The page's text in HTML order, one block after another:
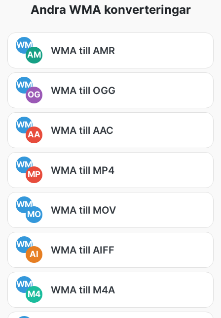
Andra WMA konverteringar
WM
AM
WMA till AMR
WM
OG
WMA till OGG
WM
AA
WMA till AAC
WM
MP
WMA till MP4
WM
MO
WMA till MOV
WM
AI
WMA till AIFF
WM
M4
WMA till M4A